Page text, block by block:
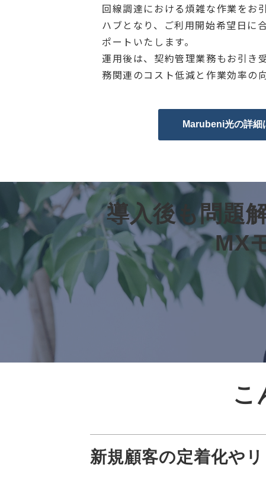
回線調達における煩雑な作業をお
ハブとなり、ご利用開始希望日に
ポートいたします。
運用後は、契約管理業務もお引き
務関連のコスト低減と作業効率の
Marubeni光の詳細
導入後も問題
MX
こ
新規顧客の定着化や